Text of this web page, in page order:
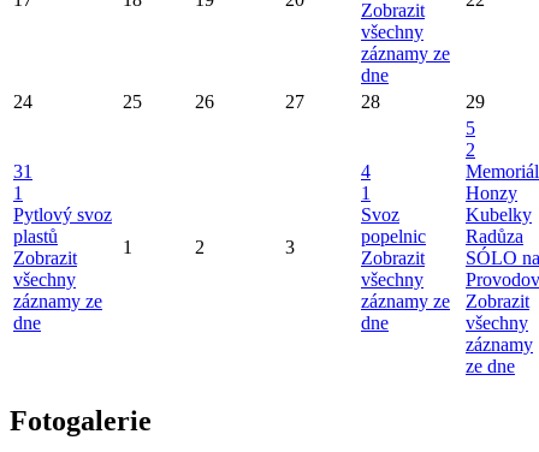
Zobrazit
všechny
záznamy ze
dne
24 25 26 27 28 29
31
1
Pytlový svoz
plastů
Zobrazit
všechny
záznamy ze
dne
1 2 3
4
1
Svoz
popelnic
Zobrazit
všechny
záznamy ze
dne
5
2
Memoriál
Honzy
Kubelky
Radůza
SÓLO na
Zobrazit
všechny
záznamy
ze dne
Fotogalerie